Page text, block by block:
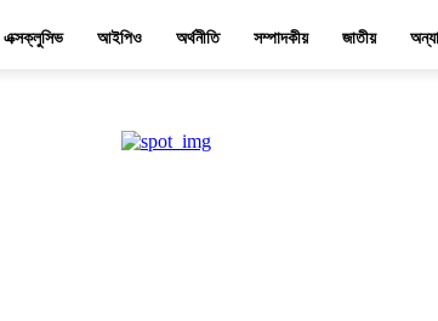
এক্সক্লুসিভ আইপিও অর্থনীতি সম্পাদকীয় জাতীয়